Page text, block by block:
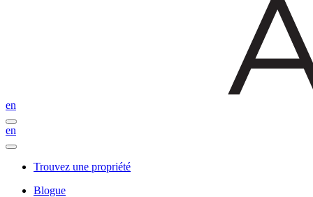
en
en
Trouvez une propriété
Blogue